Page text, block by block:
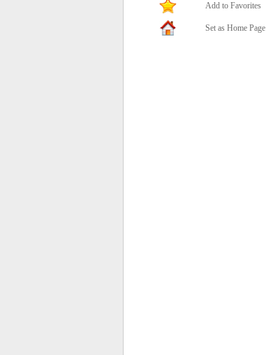
Add to Favorites
Set as Home Page